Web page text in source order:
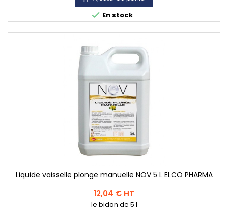
 En stock
Liquide vaisselle plonge manuelle NOV 5 L ELCO PHARMA
Prix
12,04 € HT
le bidon de 5 l